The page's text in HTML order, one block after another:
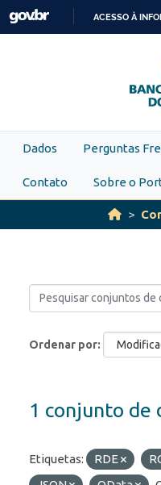
Skip to main content
ACESSO À
Dados Perguntas
Contato Sobre o
Ordenar por
1 conjunto de
Etiquetas: RDE